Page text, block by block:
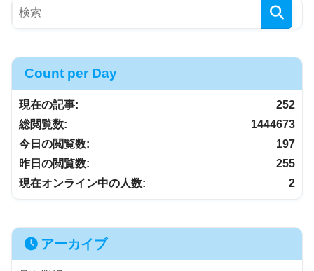
Count per Day
252
現在の記事:
1444673
総閲覧数:
197
今日の閲覧数:
255
昨日の閲覧数:
2
現在オンライン中の人数:
アーカイブ